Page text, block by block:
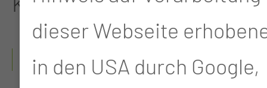
1990 - 1993
dieser Webseite
in den USA durch Google,